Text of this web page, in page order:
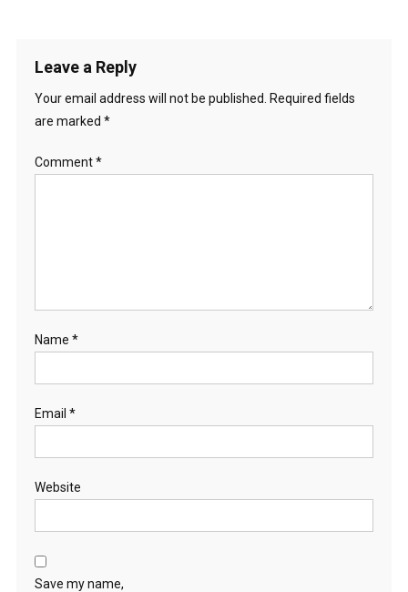
Leave a Reply
Your email address will not be published.
Required fields
are marked *
Comment*
Name *
Email *
Website
Save my name,